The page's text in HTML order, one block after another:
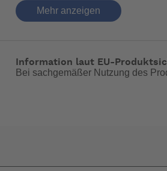
Fahrrad.
dass der pragmatisch gehaltene
Mehr anzeigen
Information laut EU-
Bei sachgemäßer Nutzung des